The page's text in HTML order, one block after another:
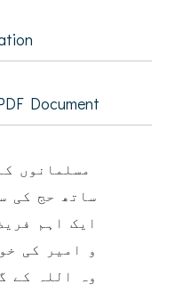
Document
مسلمانوں
ساتھ حج کی
ایک اہم
و امیر کی
وہ اللہ کے